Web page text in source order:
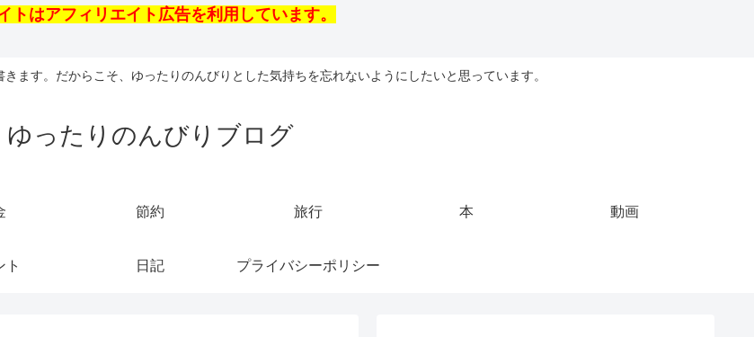
トはアフィリエイト広告を利用しています。
ます。だからこそ、ゆったりのんびりとした気持ちを忘れないようにしたいと思っています。
ゆったりのんびりブログ
節約 旅行 本 動画
ト 日記 プライバシーポリシー